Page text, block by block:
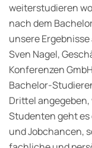
weiterstudieren
nach dem
unsere
Sven Nagel,
Konferenzen
Bachelor-
Drittel
Studenten geht
und Jobchancen,